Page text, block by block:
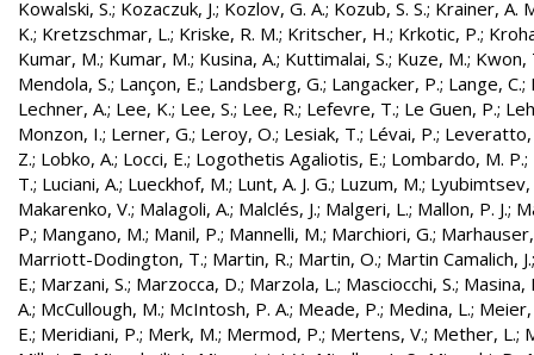
Kowalski, S.; Kozaczuk, J.; Kozlov, G. A.; Kozub, S. S.; Krainer, A.
K.; Kretzschmar, L.; Kriske, R. M.; Kritscher, H.; Krkotic, P.;
Kumar, M.; Kumar, M.; Kusina, A.; Kuttimalai, S.; Kuze, M.; Kwon,
Mendola, S.; Lançon, E.; Landsberg, G.; Langacker, P.; Lange, C.;
Lechner, A.; Lee, K.; Lee, S.; Lee, R.; Lefevre, T.; Le Guen, P.;
Monzon, I.; Lerner, G.; Leroy, O.; Lesiak, T.; Lévai, P.; Leveratto,
Z.; Lobko, A.; Locci, E.; Logothetis Agaliotis, E.; Lombardo, M. P.;
T.; Luciani, A.; Lueckhof, M.; Lunt, A. J. G.; Luzum, M.; Lyubimtsev,
Makarenko, V.; Malagoli, A.; Malclés, J.; Malgeri, L.; Mallon, P. J.;
P.; Mangano, M.; Manil, P.; Mannelli, M.; Marchiori, G.;
Marriott-Dodington, T.; Martin, R.; Martin, O.; Martin Camalich, J.
E.; Marzani, S.; Marzocca, D.; Marzola, L.; Masciocchi, S.; Masina,
A.; McCullough, M.; McIntosh, P. A.; Meade, P.; Medina, L.; Meier,
E.; Meridiani, P.; Merk, M.; Mermod, P.; Mertens, V.; Mether, L.;